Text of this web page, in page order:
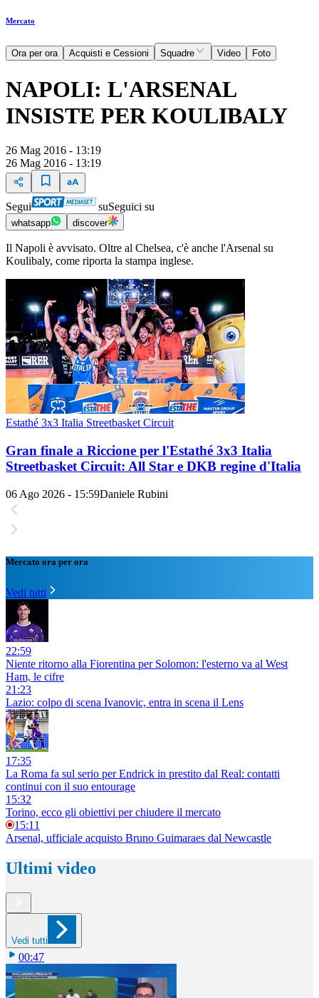
Mercato
Ora per ora Acquisti e Cessioni Squadre Video Foto
NAPOLI: L'ARSENAL
INSISTE PER KOULIBALY
26 Mag 2016 - 13:19
26 Mag 2016 - 13:19
Segui suSeguici su
whatsapp discover
Il Napoli è avvisato. Oltre al Chelsea, c'è anche l'Arsenal su
Koulibaly, come riporta la stampa inglese.
Estathé 3x3 Italia Streetbasket Circuit
Gran finale a Riccione per l'Estathé 3x3 Italia
Streetbasket Circuit: All Star e DKB regine d'Italia
06 Ago 2026 - 15:59Daniele Rubini
Mercato ora per ora
Vedi tutti
22:59
Niente ritorno alla Fiorentina per Solomon: l'esterno va al West
Ham, le cifre
21:23
Lazio: colpo di scena Ivanovic, entra in scena il Lens
17:35
La Roma fa sul serio per Endrick in prestito dal Real: contatti
continui con il suo entourage
15:32
Torino, ecco gli obiettivi per chiudere il mercato
15:11
Arsenal, ufficiale acquisto Bruno Guimaraes dal Newcastle
Ultimi video
Vedi tutti
00:47